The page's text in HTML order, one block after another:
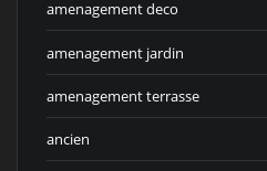
amenagement deco
amenagement jardin
amenagement terrasse
ancien